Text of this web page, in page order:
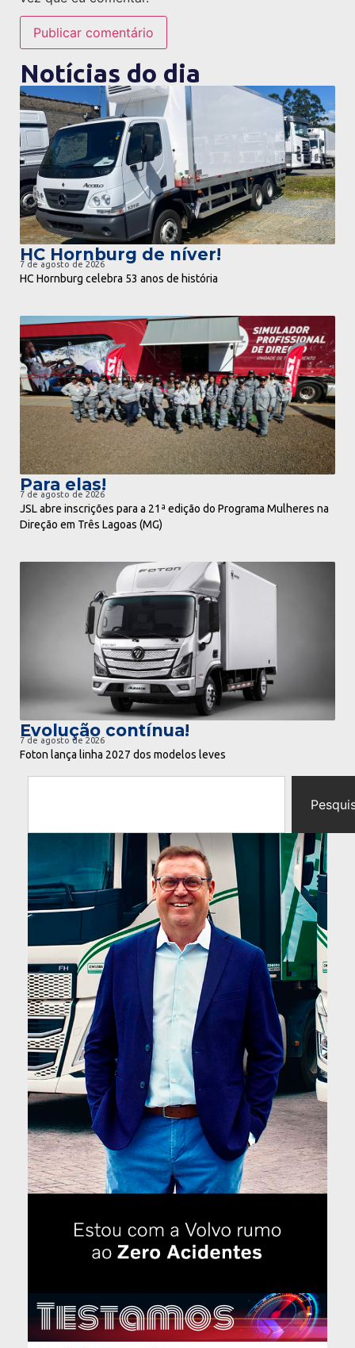
Notícias do dia
ir para notícia
HC Hornburg de níver!
7 de agosto de 2026
HC Hornburg celebra 53 anos de história
ir para notícia
Para elas!
7 de agosto de 2026
JSL abre inscrições para a 21ª edição do Programa Mulheres na
Direção em Três Lagoas (MG)
ir para notícia
Evolução contínua!
7 de agosto de 2026
Foton lança linha 2027 dos modelos leves
Testamos